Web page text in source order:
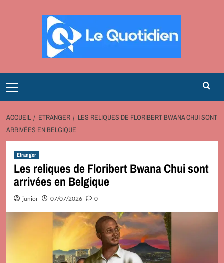
Menu
ACCUEIL ETRANGER
LES RELIQUES DE FLORIBERT BWANA CHUI SONT
ARRIVÉES EN BELGIQUE
Etranger
Les reliques de Floribert Bwana Chui sont
arrivées en Belgique
junior 07/07/2026 0